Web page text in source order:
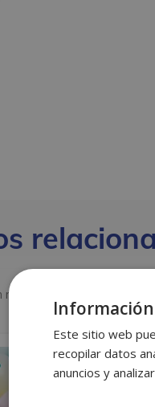
estos productos
Este sitio web
recopilar datos
anuncios y